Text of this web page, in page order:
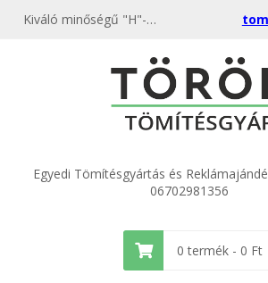
Kiváló minőségű "H"-gyűrű tömítés targonca palackhoz 20 db kedvező áron, egyenest a gyártótól, rendeld meg most és csatlakozz a több ezer elégedett vásárlóhoz.
Egyedi Tömítésgyártás és
06702981356
0 termék - 0 Ft